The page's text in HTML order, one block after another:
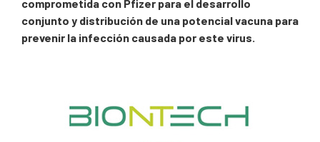
comprometida con Pfizer para el desarrollo
conjunto y distribución de una potencial vacuna para
prevenir la infección causada por este virus.